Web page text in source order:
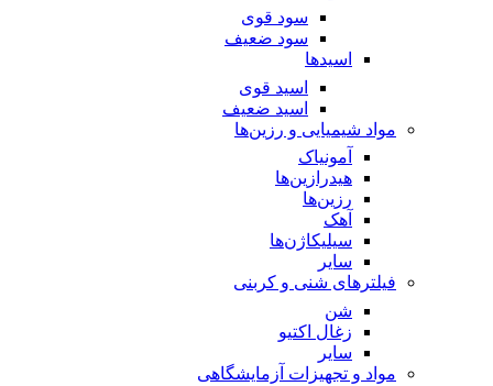
سود قوی
سود ضعیف
اسید‌ها
اسید قوی
اسید ضعیف
مواد شیمیایی و رزین‌ها
آمونیاک
هیدرازین‌ها
رزین‌ها
آهک
سیلیکاژن‌ها
سایر
فیلترهای شنی و کربنی
شن
زغال اکتیو
سایر
مواد و تجهیزات آزمایشگاهی